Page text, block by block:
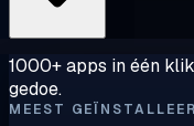
1000+ apps in één
gedoe.
MEEST